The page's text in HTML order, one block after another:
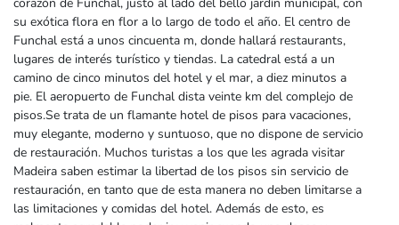
su exótica flora en flor a lo largo de todo el año. El centro de
Funchal está a unos cincuenta m, donde hallará restaurants,
lugares de interés turístico y tiendas. La catedral está a un
camino de cinco minutos del hotel y el mar, a diez minutos a
pie. El aeropuerto de Funchal dista veinte km del complejo de
pisos.Se trata de un flamante hotel de pisos para vacaciones,
muy elegante, moderno y suntuoso, que no dispone de servicio
de restauración. Muchos turistas a los que les agrada visitar
Madeira saben estimar la libertad de los pisos sin servicio de
restauración, en tanto que de esta manera no deben limitarse a
las limitaciones y comidas del hotel. Además de esto, es